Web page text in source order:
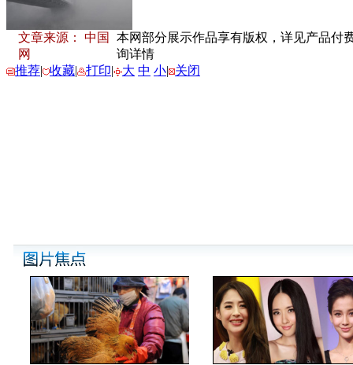
文章来源： 中国
网
本网部分展示作品享有版权，详见产品付
询详情
推荐| 收藏| 打印| 大 中 小| 关闭